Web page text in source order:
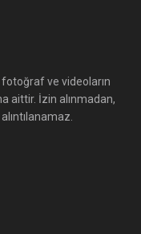
fotoğraf ve videoların
aittir. İzin alınmadan,